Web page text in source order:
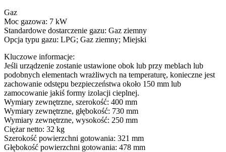
Gaz
Moc gazowa: 7 kW
Standardowe dostarczenie gazu: Gaz ziemny
Opcja typu gazu: LPG; Gaz ziemny; Miejski
Kluczowe informacje:
Jeśli urządzenie zostanie ustawione obok lub przy meblach lub
podobnych elementach wrażliwych na temperaturę, konieczne jest
zachowanie odstępu bezpieczeństwa około 150 mm lub
zamocowanie jakiś formy izolacji cieplnej.
Wymiary zewnętrzne, szerokość: 400 mm
Wymiary zewnętrzne, głębokość: 730 mm
Wymiary zewnętrzne, wysokość: 250 mm
Ciężar netto: 32 kg
Szerokość powierzchni gotowania: 321 mm
Głębokość powierzchni gotowania: 478 mm